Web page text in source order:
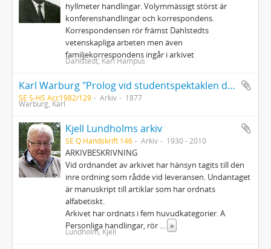
hyllmeter handlingar. Volymmässigt störst är
konferenshandlingar och korrespondens.
Korrespondensen rör främst Dahlstedts
vetenskapliga arbeten men även
familjekorrespondens ingår i arkivet
Dahlstedt, Karl Hampus
Karl Warburg "Prolog vid studentspektaklen den 20 och 21 April 1877 å Upsala teater" (Kopia); Ragnar Jändel "Idyllens man" (odat., kopia)
SE S-HS Acc1982/129 Arkiv 1877
Warburg, Karl
Kjell Lundholms arkiv
SE Q Handskrift 146 Arkiv 1930 - 2010
ARKIVBESKRIVNING
Vid ordnandet av arkivet har hänsyn tagits till den
inre ordning som rådde vid leveransen. Undantaget
är manuskript till artiklar som har ordnats
alfabetiskt.
Arkivet har ordnats i fem huvudkategorier. A
Personliga handlingar, rör ... »
Lundholm, Kjell